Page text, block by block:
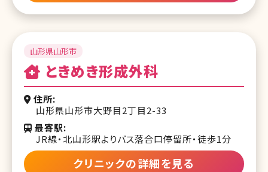
山形県山形市
ときめき形成外科
住所
山形県山形市大野目2丁目2-33
最寄駅
JR線・北山形駅よりバス落合口停留所・徒歩1分
クリニックの詳細を見る